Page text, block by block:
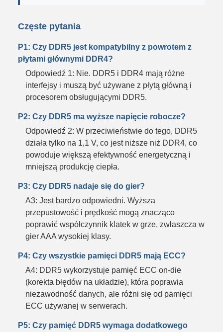
Częste pytania
P1: Czy DDR5 jest kompatybilny z powrotem z
płytami głównymi DDR4?
Odpowiedź 1: Nie. DDR5 i DDR4 mają różne
interfejsy i muszą być używane z płytą główną i
procesorem obsługującymi DDR5.
P2: Czy DDR5 ma wyższe napięcie robocze?
Odpowiedź 2: W przeciwieństwie do tego, DDR5
działa tylko na 1,1 V, co jest niższe niż DDR4, co
powoduje większą efektywność energetyczną i
mniejszą produkcję ciepła.
P3: Czy DDR5 nadaje się do gier?
A3: Jest bardzo odpowiedni. Wyższa
przepustowość i prędkość mogą znacząco
poprawić współczynnik klatek w grze, zwłaszcza w
gier AAA wysokiej klasy.
P4: Czy wszystkie pamięci DDR5 mają ECC?
A4: DDR5 wykorzystuje pamięć ECC on-die
(korekta błędów na układzie), która poprawia
niezawodność danych, ale różni się od pamięci
ECC używanej w serwerach.
P5: Czy pamięć DDR5 wymaga dodatkowego